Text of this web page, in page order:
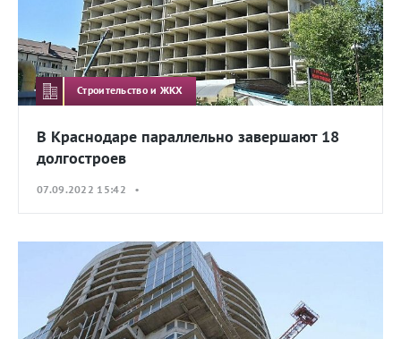
Строительство и ЖКХ
В Краснодаре параллельно завершают 18
долгостроев
07.09.2022 15:42 •